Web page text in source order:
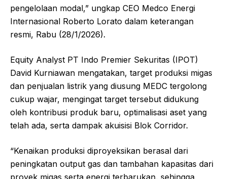
pengelolaan modal,” ungkap CEO Medco Energi
Internasional Roberto Lorato dalam keterangan
resmi, Rabu (28/1/2026).
Equity Analyst PT Indo Premier Sekuritas (IPOT)
David Kurniawan mengatakan, target produksi migas
dan penjualan listrik yang diusung MEDC tergolong
cukup wajar, mengingat target tersebut didukung
oleh kontribusi produk baru, optimalisasi aset yang
telah ada, serta dampak akuisisi Blok Corridor.
“Kenaikan produksi diproyeksikan berasal dari
peningkatan output gas dan tambahan kapasitas dari
proyek migas serta energi terbarukan, sehingga